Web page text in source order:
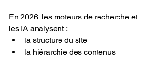
En 2026, les moteurs de recherche et
les IA analysent :
la structure du site
la hiérarchie des contenus